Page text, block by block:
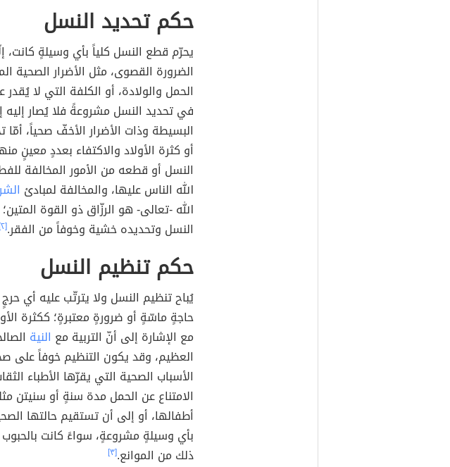
حكم تحديد النسل
يحرّم قطع النسل كلياً بأي وسيلةٍ كانت،
الضرورة القصوى، مثل الأضرار الصحية
الحمل والولادة، أو الكلفة التي لا
في تحديد النسل مشروعةً فلا يُصار إليه
البسيطة وذات الأضرار الأخفّ صحياً، أمّا
أو كثرة الأولاد والاكتفاء بعددٍ معينٍ
النسل أو قطعه من الأمور المخالفة
الله الناس عليها، والمخالفة لمبادئ
الله -تعالى- هو الرزّاق ذو القوة
النسل وتحديده خشية وخوفاً من الفقر.[٢]
حكم تنظيم النسل
يُباح تنظيم النسل ولا يترتّب عليه أي
حاجةٍ ماسّةٍ أو ضرورةٍ معتبرةٍ؛ ككثرة
مع الإشارة إلى أنّ التربية مع النية
العظيم، وقد يكون التنظيم خوفاً على
الأسباب الصحية التي يقرّها الأطباء
الامتناع عن الحمل مدة سنةٍ أو سنيتن
أطفالها، أو إلى أن تستقيم حالتها
بأي وسيلةٍ مشروعةٍ، سواءً كانت بالحبوب
ذلك من الموانع.[٣]